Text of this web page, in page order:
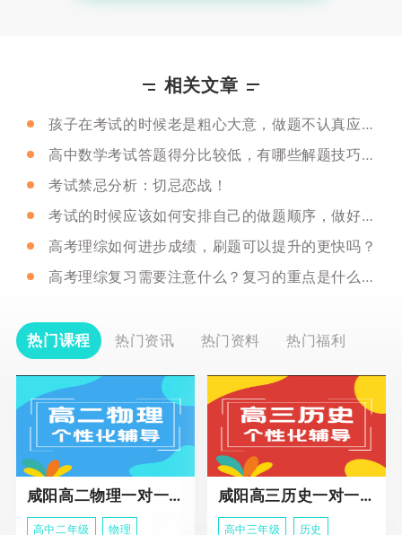
相关文章
孩子在考试的时候老是粗心大意，做题不认真应该怎么办？
高中数学考试答题得分比较低，有哪些解题技巧呢？
考试禁忌分析：切忌恋战！
考试的时候应该如何安排自己的做题顺序，做好取舍呢？
高考理综如何进步成绩，刷题可以提升的更快吗？
高考理综复习需要注意什么？复习的重点是什么呢？
热门课程 热门资讯 热门资料 热门福利
咸阳高二物理一对一辅导
高中二年级 物理
咸阳高三历史一对一冲刺课程
高中三年级 历史